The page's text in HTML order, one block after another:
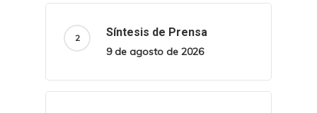
Síntesis de Prensa
9 de agosto de 2026